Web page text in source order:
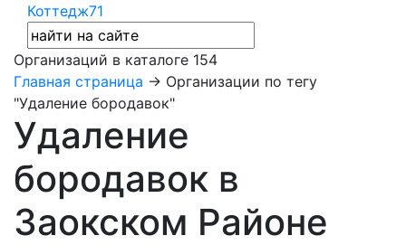
Коттедж71
Организаций в каталоге 154
Главная страница → Организации по тегу
"Удаление бородавок"
Удаление
бородавок в
Заокском Районе